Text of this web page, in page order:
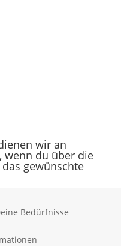
wir an
wenn du über die
gewünschte
Bedürfnisse